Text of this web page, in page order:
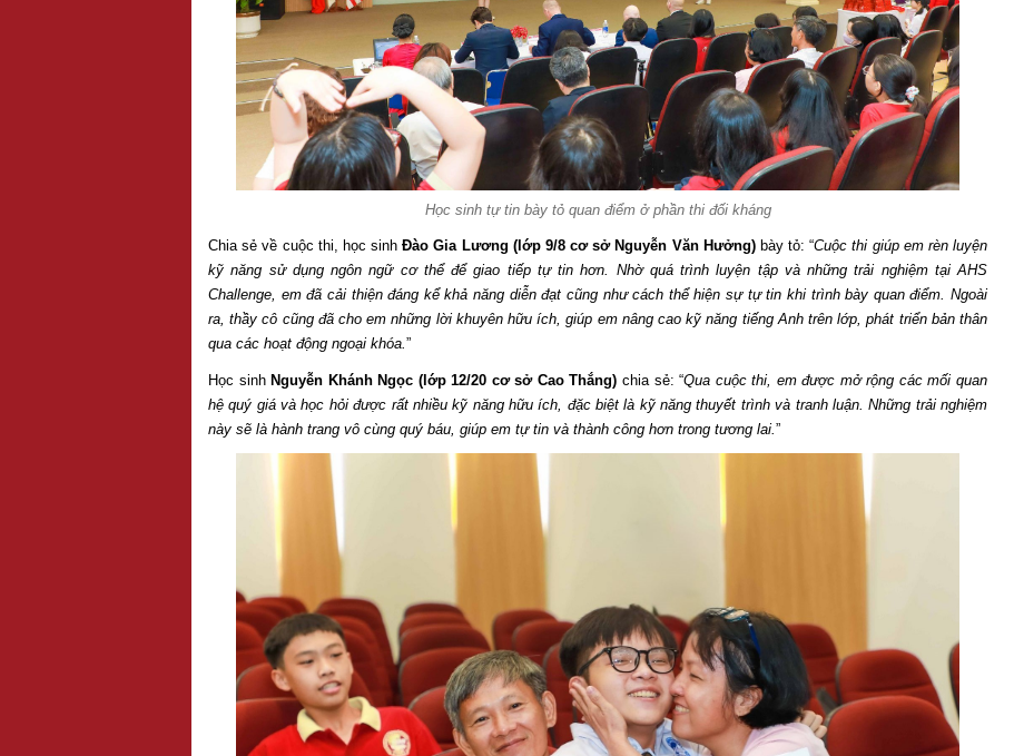
Học sinh tự tin bày tỏ quan điểm ở phần thi đối kháng
Chia sẻ về cuộc thi, học sinhĐào Gia Lương (lớp 9/8 cơ sở Nguyễn Văn Hưởng) bày tỏ: “Cuộc thi giúp em rèn luyện
kỹ năng sử dụng ngôn ngữ cơ thể để giao tiếp tự tin hơn. Nhờ quá trình luyện tập và những trải nghiệm tại AHS
Challenge, em đã cải thiện đáng kể khả năng diễn đạt cũng như cách thể hiện sự tự tin khi trình bày quan điểm. Ngoài
ra, thầy cô cũng đã cho em những lời khuyên hữu ích, giúp em nâng cao kỹ năng tiếng Anh trên lớp, phát triển bản thân
qua các hoạt động ngoại khóa.”
Học sinhNguyễn Khánh Ngọc (lớp 12/20 cơ sở Cao Thắng) chia sẻ: “Qua cuộc thi, em được mở rộng các mối quan
hệ quý giá và học hỏi được rất nhiều kỹ năng hữu ích, đặc biệt là kỹ năng thuyết trình và tranh luận. Những trải nghiệm
này sẽ là hành trang vô cùng quý báu, giúp em tự tin và thành công hơn trong tương lai. ”